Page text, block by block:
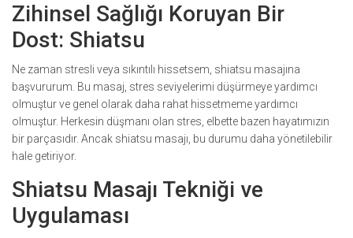
Zihinsel Sağlığı Koruyan Bir
Dost: Shiatsu
Ne zaman stresli veya sıkıntılı hissetsem, shiatsu masajına
başvururum. Bu masaj, stres seviyelerimi düşürmeye yardımcı
olmuştur ve genel olarak daha rahat hissetmeme yardımcı
olmuştur. Herkesin düşmanı olan stres, elbette bazen hayatımızın
bir parçasıdır. Ancak shiatsu masajı, bu durumu daha yönetilebilir
hale getiriyor.
Shiatsu Masajı Tekniği ve
Uygulaması